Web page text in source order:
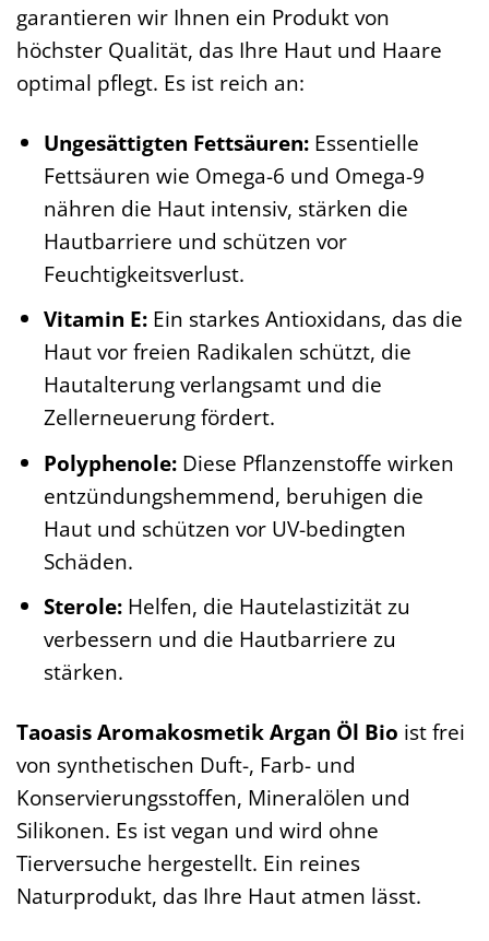
garantieren wir Ihnen ein Produkt von
höchster Qualität, das Ihre Haut und Haare
optimal pflegt. Es ist reich an:
Ungesättigten Fettsäuren:Essentielle
Fettsäuren wie Omega-6 und Omega-9
nähren die Haut intensiv, stärken die
Hautbarriere und schützen vor
Feuchtigkeitsverlust.
Vitamin E:Ein starkes Antioxidans, das die
Haut vor freien Radikalen schützt, die
Hautalterung verlangsamt und die
Zellerneuerung fördert.
Polyphenole:Diese Pflanzenstoffe wirken
entzündungshemmend, beruhigen die
Haut und schützen vor UV-bedingten
Schäden.
Sterole:Helfen, die Hautelastizität zu
verbessern und die Hautbarriere zu
stärken.
Taoasis Aromakosmetik Argan Öl Bio ist frei
von synthetischen Duft-, Farb- und
Konservierungsstoffen, Mineralölen und
Silikonen. Es ist vegan und wird ohne
Tierversuche hergestellt. Ein reines
Naturprodukt, das Ihre Haut atmen lässt.